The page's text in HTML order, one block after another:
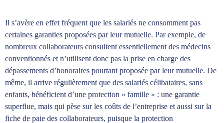
Il s’avère en effet fréquent que les salariés ne consomment pas
certaines garanties proposées par leur mutuelle. Par exemple, de
nombreux collaborateurs consultent essentiellement des médecins
conventionnés et n’utilisent donc pas la prise en charge des
dépassements d’honoraires pourtant proposée par leur mutuelle. De
même, il arrive régulièrement que des salariés célibataires, sans
enfants, bénéficient d’une protection « famille » : une garantie
superflue, mais qui pèse sur les coûts de l’entreprise et aussi sur la
fiche de paie des collaborateurs, puisque la protection